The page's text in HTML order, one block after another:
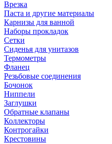
Врезка
Паста и другие материалы
Карнизы для ванной
Наборы прокладок
Сетки
Сиденья для унитазов
Термометры
Фланец
Резьбовые соединения
Бочонок
Ниппели
Заглушки
Обратные клапаны
Коллекторы
Контрогайки
Крестовины